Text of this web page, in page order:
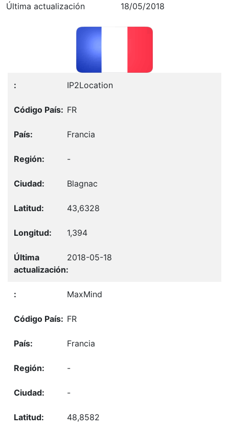
Última actualización 18/05/2018
IP2Location
FR
Francia
-
Blagnac
43,6328
1,394
2018-05-18
MaxMind
FR
Francia
-
-
48,8582